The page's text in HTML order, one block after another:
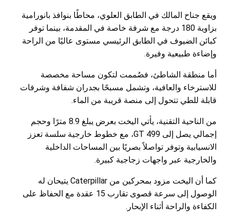
ويقع جناح المالك في الطابق العلوي، محاطًا بنوافذ بانورامية
بزاوية 180 درجة مع شرفة خاصة في المقدمة، بينما توفر
كبائن الضيوف في الطابق الرئيسي مستوى عاليًا من الراحة
وإضاءة طبيعية وفيرة.
أما منطقة الشاطئ، فصُممت لتكون مساحة مخصصة
للاسترخاء والعافية، وتشمل مسبحًا بجدران شفافة وشرفات
قابلة للطي تتحول إلى منصة قريبة من الماء.
من الناحية التقنية، يأتي اليخت بعرض يبلغ 8.9 مترًا وحجم
إجمالي يصل إلى 499 GT، مع خطوط خارجية سلسة تعزز
الانسيابية وتوفر تواصلاً بصريًا بين المساحات الداخلية
والخارجية عبر واجهات زجاجية كبيرة.
كما أن اليخت مزود بمحركين من Caterpillar يتيحان له
الوصول إلى سرعة قصوى تقارب 15 عقدة مع الحفاظ على
الكفاءة والراحة أثناء الإبحار.